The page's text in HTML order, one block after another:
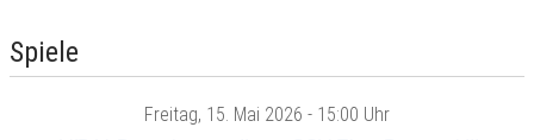
Spiele
Freitag, 15. Mai 2026 - 15:00 Uhr